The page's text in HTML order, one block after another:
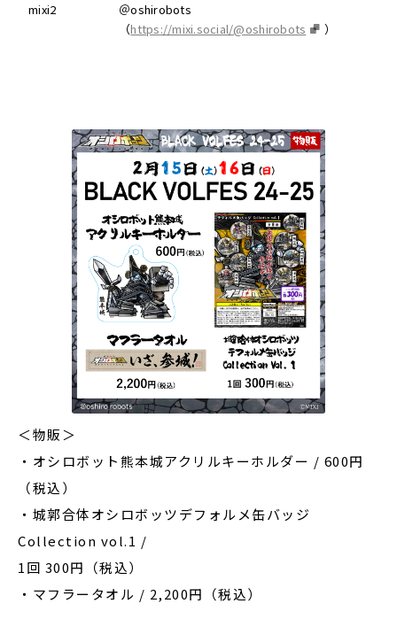
mixi2
＠oshirobots
（https://mixi.social/@oshirobots ）
＜物販＞
・オシロボット熊本城アクリルキーホルダー / 600円
（税込）
・城郭合体オシロボッツデフォルメ缶バッジ
Collection vol.1 /
1回 300円（税込）
・マフラータオル / 2,200円（税込）